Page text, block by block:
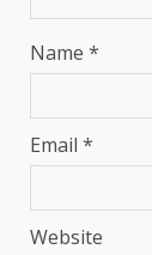
Name *
Email *
Website